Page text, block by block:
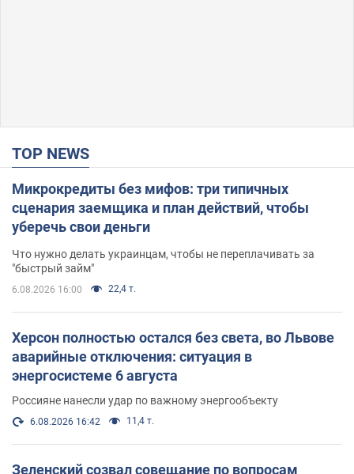
TOP NEWS
Микрокредиты без мифов: три типичных
сценария заемщика и план действий, чтобы
уберечь свои деньги
Что нужно делать украинцам, чтобы не переплачивать за
"быстрый займ"
6.08.2026 16:00 22,4 т.
Херсон полностью остался без света, во Львове
аварийные отключения: ситуация в
энергосистеме 6 августа
Россияне нанесли удар по важному энергообъекту
6.08.2026 16:42 11,4 т.
Зеленский созвал совещание по вопросам